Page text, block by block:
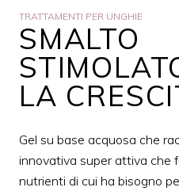
TRATTAMENTI PER UNGHIE
SMALTO
LA
Gel su base acquosa che
innovativa super attiva che
nutrienti di cui ha bisogno